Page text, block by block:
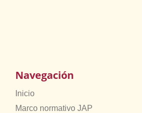
Navegación
Inicio
Marco normativo JAP